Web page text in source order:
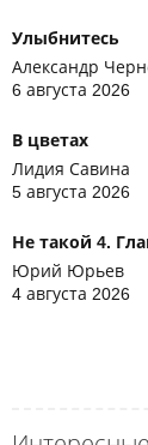
Улыбнитесь
Александр
6 августа 2026
В цветах
Лидия Савина
5 августа 2026
Не такой 4.
Юрий Юрьев
4 августа 2026